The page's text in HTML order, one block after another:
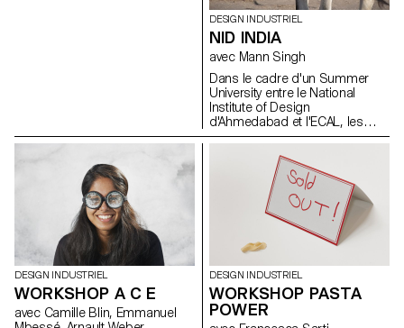
matériaux utilisés, leurs
mise en oeuvre.
DESIGN INDUSTRIEL
NID INDIA
avec Mann Singh
Dans le cadre d'un Summer
University entre le National
Institute of Design
d'Ahmedabad et l'ECAL, les
étudiants ont été amenés à
local : le bambou.
DESIGN INDUSTRIEL
WORKSHOP A C E
avec Camille Blin, Emmanuel
DESIGN INDUSTRIEL
WORKSHOP PASTA
POWER